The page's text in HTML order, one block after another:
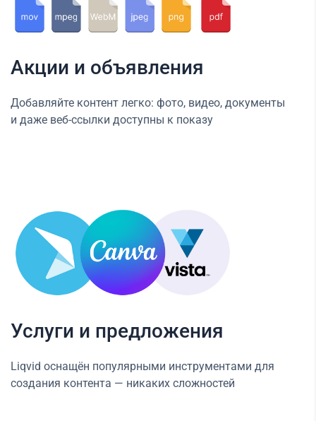
Акции и объявления
Добавляйте контент легко: фото, видео, документы
и даже веб-ссылки доступны к показу
Услуги и предложения
Liqvid оснащён популярными инструментами для
создания контента — никаких сложностей